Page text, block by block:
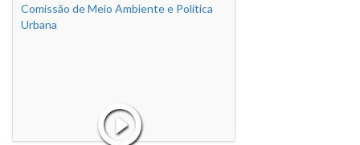
Comissão de Meio Ambiente e Política
Urbana